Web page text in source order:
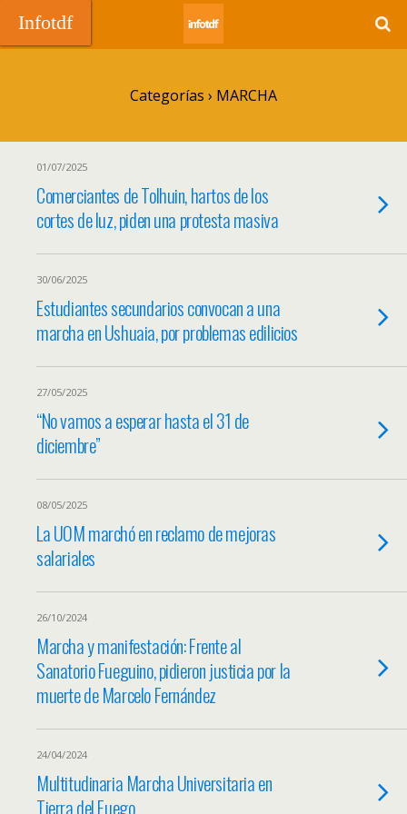
Categorías › MARCHA
01/07/2025
Comerciantes de Tolhuin, hartos de los
cortes de luz, piden una protesta masiva
30/06/2025
Estudiantes secundarios convocan a una
marcha en Ushuaia, por problemas edilicios
27/05/2025
“No vamos a esperar hasta el 31 de
diciembre”
08/05/2025
La UOM marchó en reclamo de mejoras
salariales
26/10/2024
Marcha y manifestación: Frente al
Sanatorio Fueguino, pidieron justicia por la
muerte de Marcelo Fernández
24/04/2024
Multitudinaria Marcha Universitaria en
Tierra del Fuego
Infotdf